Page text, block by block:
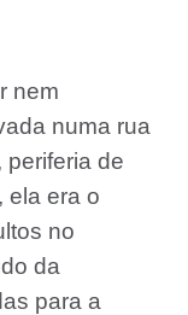
nem
numa rua
periferia de
ela era o
no
da
para a